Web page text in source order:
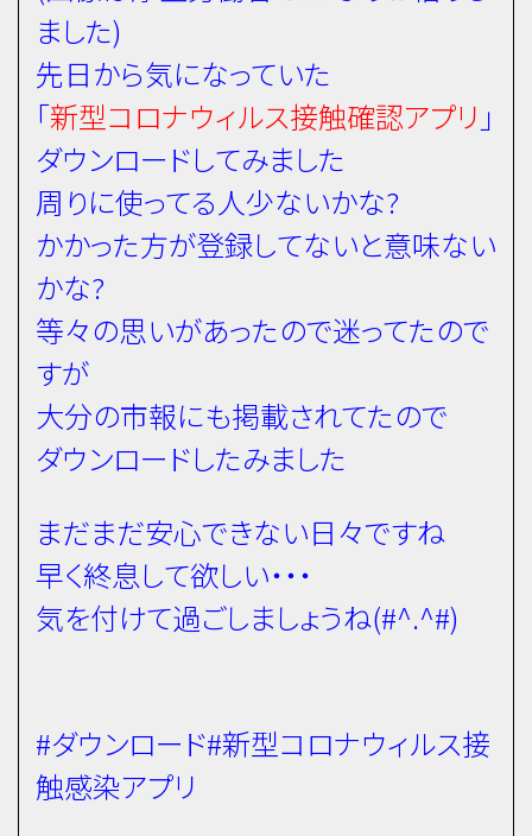
ました)
先日から気になっていた
「新型コロナウィルス接触確認アプリ 」
ダウンロードしてみました
周りに使ってる人少ないかな?
かかった方が登録してないと意味ない
かな?
等々の思いがあったので迷ってたので
すが
大分の市報にも掲載されてたので
ダウンロードしたみました
まだまだ安心できない日々ですね
早く終息して欲しい・・・
気を付けて過ごしましょうね(#^.^#)
#ダウンロード#新型コロナウィルス接
触感染アプリ